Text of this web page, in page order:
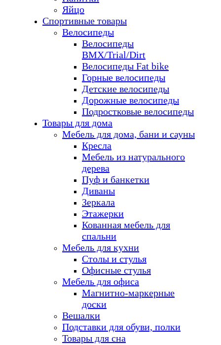
Яйцо
Спортивные товары
Велосипеды
Велосипеды
BMX/Trial/Dirt
Велосипеды Fat bike
Горные велосипеды
Детские велосипеды
Дорожные велосипеды
Подростковые велосипеды
Товары для дома
Мебель для дома, бани и сауны
Кресла
Мебель из натурального
дерева
Пуф и банкетки
Диваны
Зеркала
Этажерки
Кованная мебель для
спальни
Мебель для кухни
Столы и стулья
Офисные стулья
Мебель для офиса
Магнитно-маркерные
доски
Вешалки
Подставки для обуви, полки
Товары для сна